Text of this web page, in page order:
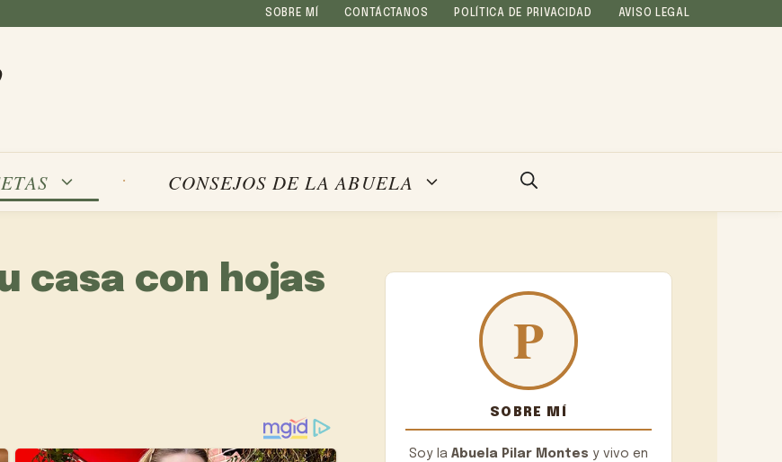
SOBRE MÍ CONTÁCTANOS POLÍTICA DE PRIVACIDAD AVISO LEGAL
CONSEJOS DE LA ABUELA
casa con hojas
SOBRE MÍ
Soy la Abuela Pilar Montes y vivo en